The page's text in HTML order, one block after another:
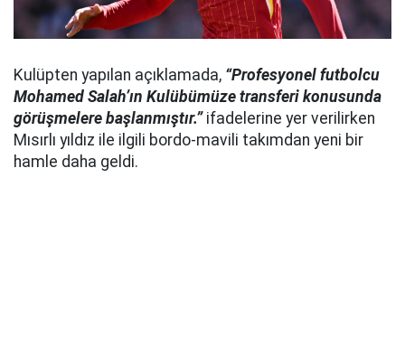
Kulüpten yapılan açıklamada, “Profesyonel futbolcu
Mohamed Salah’ın Kulübümüze transferi konusunda
görüşmelere başlanmıştır.”ifadelerine yer verilirken
Mısırlı yıldız ile ilgili bordo-mavili takımdan yeni bir
hamle daha geldi.